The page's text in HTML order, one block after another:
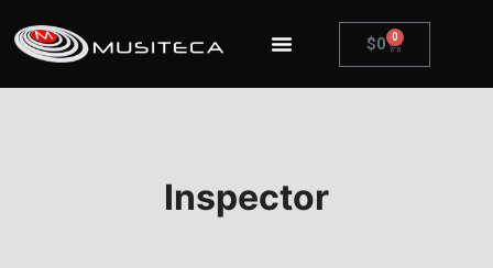
$0 0
Inspector